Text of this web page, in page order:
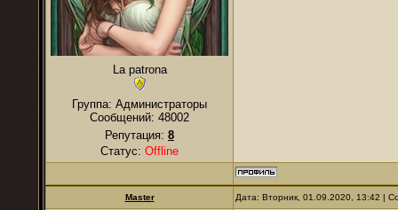
La patrona
Группа: Администраторы
Сообщений: 48002
Репутация: 8
Статус: Offline
Master Дата: Вторник, 01.09.2020, 13:42 |